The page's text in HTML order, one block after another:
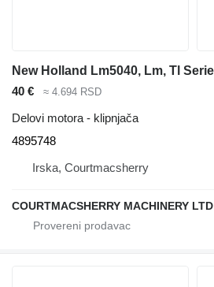
40 € ≈ 4.694 RSD
Delovi motora - klipnjača
4895748
Irska, Courtmacsherry
COURTMACSHERRY MACHINERY LTD